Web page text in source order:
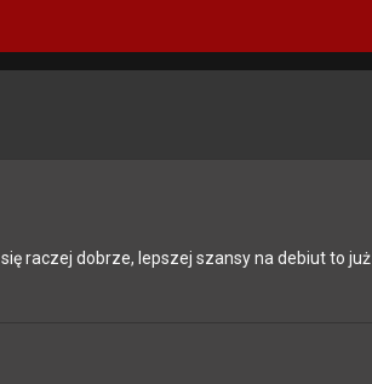
raczej dobrze, lepszej szansy na debiut to już